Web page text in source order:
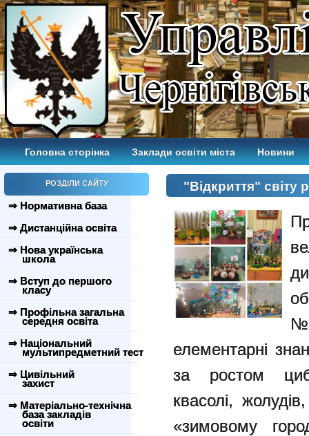
Головна сторінка Заклади освіти міста Новини
РОЗДІЛИ САЙТУ
⇒ Нормативна база
⇒ Дистанційна освіта
⇒ Нова українська
школа
⇒ Вступ до першого
класу
⇒ Профільна загальна
середня освіта
⇒ Національний
мультипредметний тест
⇒ Цивільний
захист
⇒ Матеріально-технічна
база закладів
освіти
"Відкриття"
елементарні
за ростом
квасолі,
«зимовому